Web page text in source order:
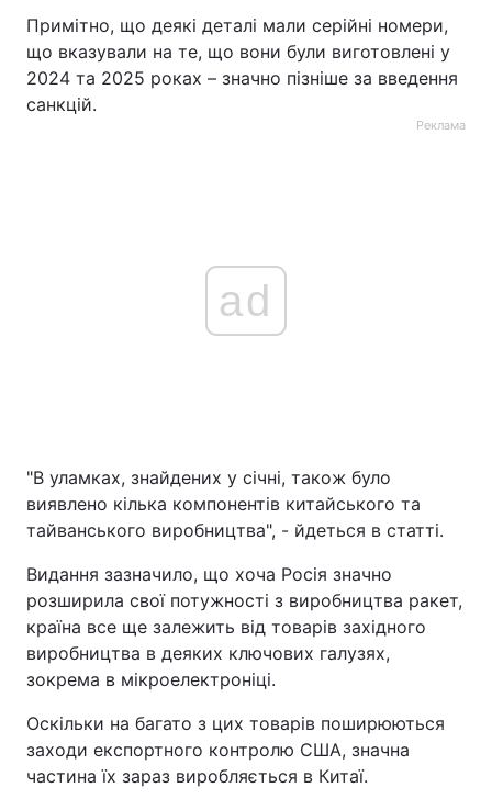
Примітно, що деякі деталі мали серійні номери,
що вказували на те, що вони були виготовлені у
2024 та 2025 роках – значно пізніше за введення
санкцій.
Реклама
ad
"В уламках, знайдених у січні, також було
виявлено кілька компонентів китайського та
тайванського виробництва", - йдеться в статті.
Видання зазначило, що хоча Росія значно
розширила свої потужності з виробництва ракет,
країна все ще залежить від товарів західного
виробництва в деяких ключових галузях,
зокрема в мікроелектроніці.
Оскільки на багато з цих товарів поширюються
заходи експортного контролю США, значна
частина їх зараз виробляється в Китаї.